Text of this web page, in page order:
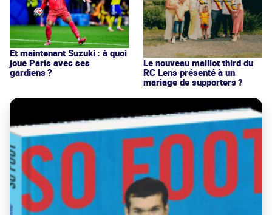
Et maintenant Suzuki : à quoi
joue Paris avec ses
gardiens ?
Le nouveau maillot third du
RC Lens présenté à un
mariage de supporters ?